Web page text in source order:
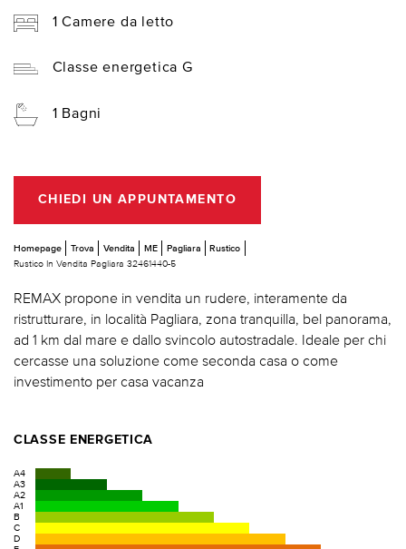
1 Camere da letto
Classe energetica G
1 Bagni
CHIEDI UN APPUNTAMENTO
Homepage Trova Vendita ME Pagliara
Rustico
Rustico In Vendita Pagliara 32461440-5
REMAX propone in vendita un rudere, interamente da
ristrutturare, in località Pagliara, zona tranquilla, bel panorama,
ad 1 km dal mare e dallo svincolo autostradale. Ideale per chi
cercasse una soluzione come seconda casa o come
investimento per casa vacanza
CLASSE ENERGETICA
A4
A3
A2
A1
B
C
D